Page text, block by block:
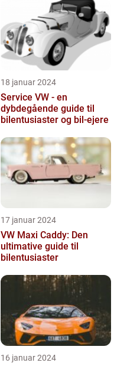
18 januar 2024
Service VW - en
dybdegående guide til
bilentusiaster og bil-ejere
17 januar 2024
VW Maxi Caddy: Den
ultimative guide til
bilentusiaster
16 januar 2024